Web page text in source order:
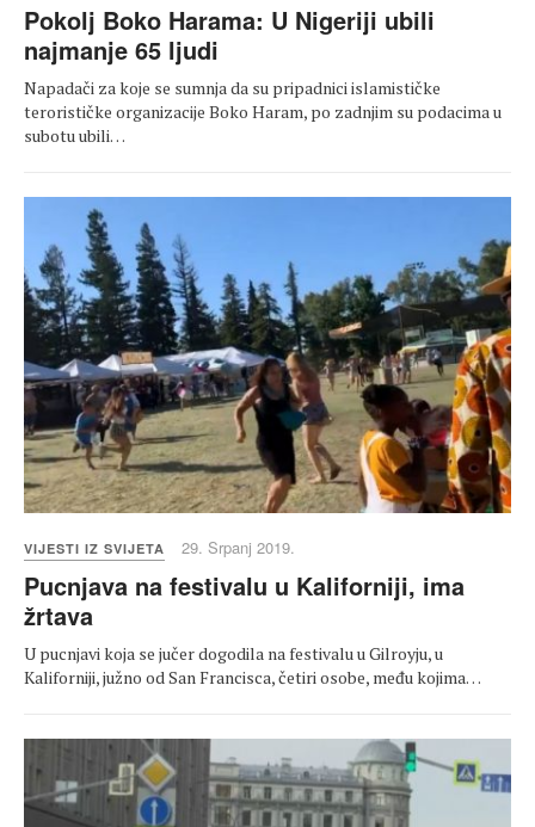
Pokolj Boko Harama: U Nigeriji ubili
najmanje 65 ljudi
Napadači za koje se sumnja da su pripadnici islamističke
terorističke organizacije Boko Haram, po zadnjim su podacima u
subotu ubili…
VIJESTI IZ SVIJETA 29. Srpanj 2019.
Pucnjava na festivalu u Kaliforniji, ima
žrtava
U pucnjavi koja se jučer dogodila na festivalu u Gilroyju, u
Kaliforniji, južno od San Francisca, četiri osobe, među kojima…